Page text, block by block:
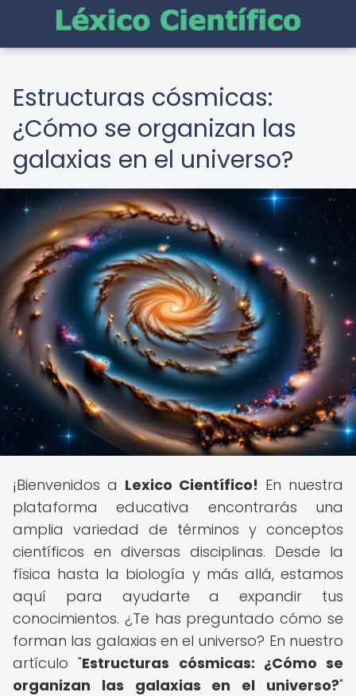
Estructuras cósmicas:
¿Cómo se organizan las
galaxias en el universo?
¡Bienvenidos a Lexico Científico! En nuestra
plataforma educativa encontrarás una
amplia variedad de términos y conceptos
científicos en diversas disciplinas. Desde la
física hasta la biología y más allá, estamos
aquí para ayudarte a expandir tus
conocimientos. ¿Te has preguntado cómo se
forman las galaxias en el universo? En nuestro
artículo "Estructuras cósmicas: ¿Cómo se
organizan las galaxias en el universo?"